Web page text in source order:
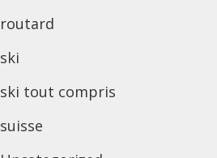
routard
ski
ski tout compris
suisse